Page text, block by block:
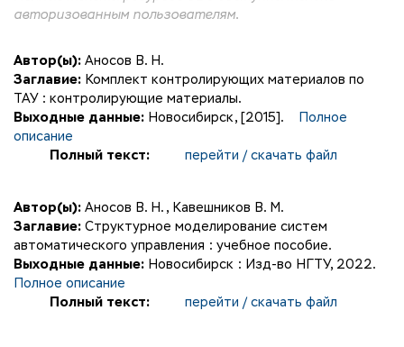
авторизованным пользователям.
Автор(ы): Аносов В. Н.
Заглавие: Комплект контролирующих материалов по
ТАУ : контролирующие материалы.
Выходные данные: Новосибирск, [2015].
Полное
описание
Полный текст:
перейти / скачать файл
Автор(ы): Аносов В. Н. , Кавешников В. М.
Заглавие: Структурное моделирование систем
автоматического управления : учебное пособие.
Выходные данные: Новосибирск : Изд-во НГТУ, 2022.
Полное описание
Полный текст:
перейти / скачать файл